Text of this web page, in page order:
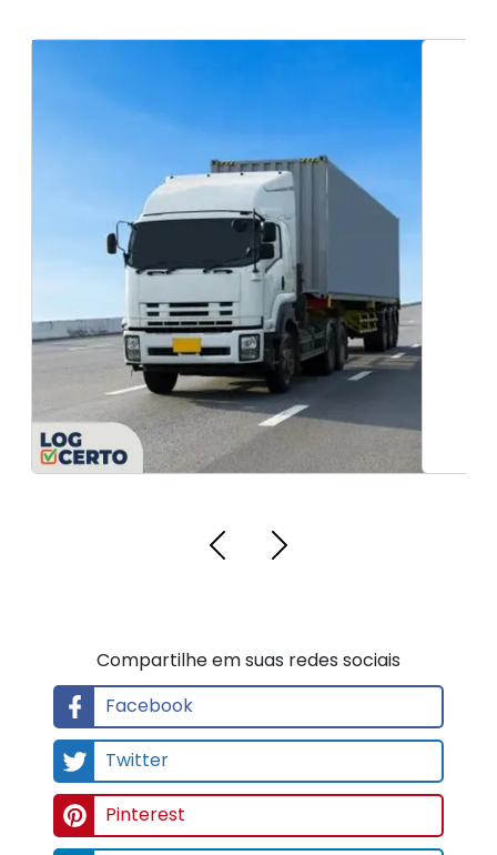
Transporte seguro de Cargas secas
Compartilhe em suas redes sociais
Facebook
Twitter
Pinterest